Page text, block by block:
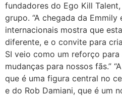
fundadores do Ego Kill
grupo. “A chegada da Emmily
internacionais mostra que
diferente, e o convite para
SI veio como um reforço para
mudanças para nossos fãs.”
que é uma figura central no
e do Rob Damiani, que é um